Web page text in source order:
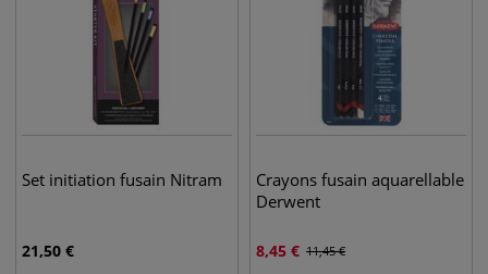
Set initiation fusain Nitram
21,50 €
Crayons fusain aquarellable
Derwent
8,45 € 11,45€